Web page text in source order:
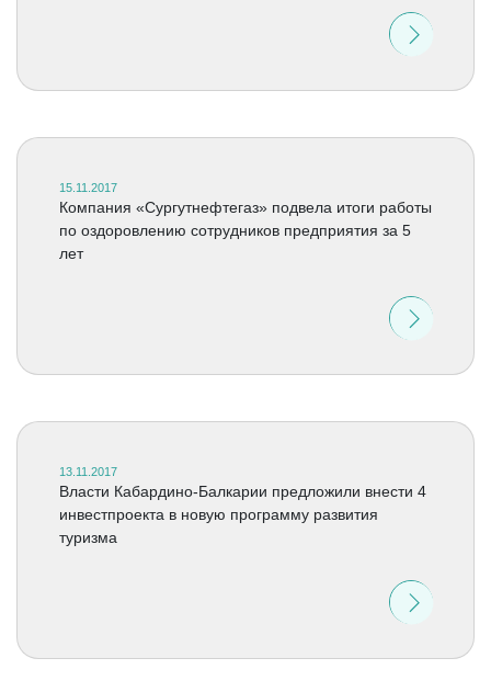
15.11.2017
Компания «Сургутнефтегаз» подвела итоги работы
по оздоровлению сотрудников предприятия за 5
лет
13.11.2017
Власти Кабардино-Балкарии предложили внести 4
инвестпроекта в новую программу развития
туризма